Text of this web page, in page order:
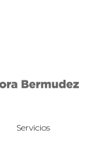
Servicios